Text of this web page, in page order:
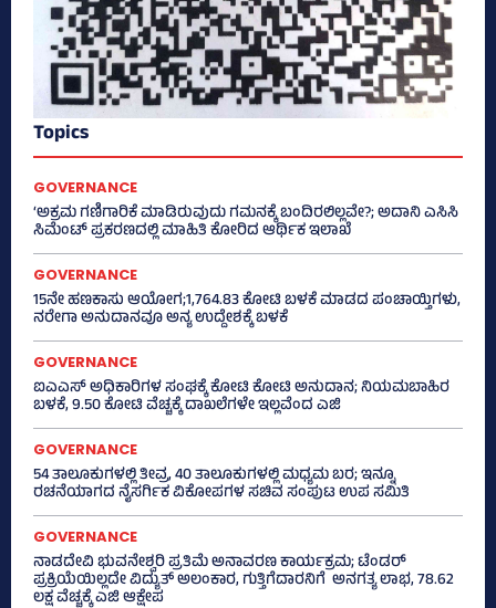
Topics
GOVERNANCE
‘ಅಕ್ರಮ ಗಣಿಗಾರಿಕೆ ಮಾಡಿರುವುದು ಗಮನಕ್ಕೆ ಬಂದಿರಲಿಲ್ಲವೇ?; ಅದಾನಿ ಎಸಿಸಿ
ಸಿಮೆಂಟ್ ಪ್ರಕರಣದಲ್ಲಿ ಮಾಹಿತಿ ಕೋರಿದ ಆರ್ಥಿಕ ಇಲಾಖೆ
GOVERNANCE
15ನೇ ಹಣಕಾಸು ಆಯೋಗ;1,764.83 ಕೋಟಿ ಬಳಕೆ ಮಾಡದ ಪಂಚಾಯ್ತಿಗಳು,
ನರೇಗಾ ಅನುದಾನವೂ ಅನ್ಯ ಉದ್ದೇಶಕ್ಕೆ ಬಳಕೆ
GOVERNANCE
ಐಎಎಸ್‌ ಅಧಿಕಾರಿಗಳ ಸಂಘಕ್ಕೆ ಕೋಟಿ ಕೋಟಿ ಅನುದಾನ; ನಿಯಮಬಾಹಿರ
ಬಳಕೆ, 9.50 ಕೋಟಿ ವೆಚ್ಚಕ್ಕೆ ದಾಖಲೆಗಳೇ ಇಲ್ಲವೆಂದ ಎಜಿ
GOVERNANCE
54 ತಾಲೂಕುಗಳಲ್ಲಿ ತೀವ್ರ, 40 ತಾಲೂಕುಗಳಲ್ಲಿ ಮಧ್ಯಮ ಬರ; ಇನ್ನೂ
ರಚನೆಯಾಗದ ನೈಸರ್ಗಿಕ ವಿಕೋಪಗಳ ಸಚಿವ ಸಂಪುಟ ಉಪ ಸಮಿತಿ
GOVERNANCE
ನಾಡದೇವಿ ಭುವನೇಶ್ವರಿ ಪ್ರತಿಮೆ ಅನಾವರಣ ಕಾರ್ಯಕ್ರಮ; ಟೆಂಡರ್
ಪ್ರಕ್ರಿಯೆಯಿಲ್ಲದೇ ವಿದ್ಯುತ್‌ ಅಲಂಕಾರ, ಗುತ್ತಿಗೆದಾರನಿಗೆ ಅನಗತ್ಯ ಲಾಭ, 78.62
ಲಕ್ಷ ವೆಚ್ಚಕ್ಕೆ ಎಜಿ ಆಕ್ಷೇಪ